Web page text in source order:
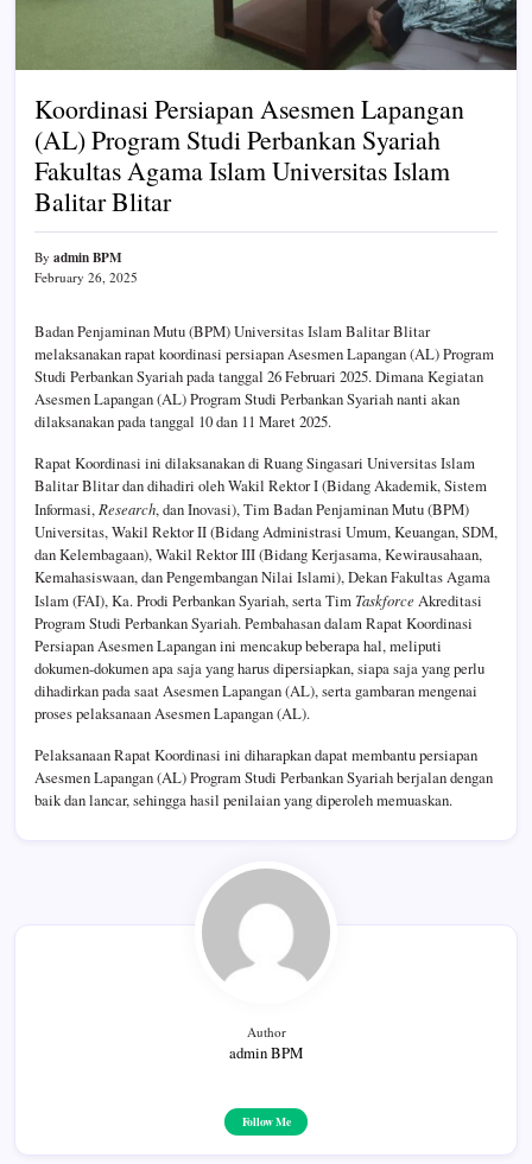
Koordinasi Persiapan Asesmen Lapangan
(AL) Program Studi Perbankan Syariah
Fakultas Agama Islam Universitas Islam
Balitar Blitar
By admin BPM
February 26, 2025
Badan Penjaminan Mutu (BPM) Universitas Islam Balitar Blitar
melaksanakan rapat koordinasi persiapan Asesmen Lapangan (AL) Program
Studi Perbankan Syariah pada tanggal 26 Februari 2025. Dimana Kegiatan
Asesmen Lapangan (AL) Program Studi Perbankan Syariah nanti akan
dilaksanakan pada tanggal 10 dan 11 Maret 2025.
Rapat Koordinasi ini dilaksanakan di Ruang Singasari Universitas Islam
Balitar Blitar dan dihadiri oleh Wakil Rektor I (Bidang Akademik, Sistem
Informasi, Research, dan Inovasi), Tim Badan Penjaminan Mutu (BPM)
Universitas, Wakil Rektor II (Bidang Administrasi Umum, Keuangan, SDM,
dan Kelembagaan), Wakil Rektor III (Bidang Kerjasama, Kewirausahaan,
Kemahasiswaan, dan Pengembangan Nilai Islami), Dekan Fakultas Agama
Islam (FAI), Ka. Prodi Perbankan Syariah, serta Tim TaskforceAkreditasi
Program Studi Perbankan Syariah. Pembahasan dalam Rapat Koordinasi
Persiapan Asesmen Lapangan ini mencakup beberapa hal, meliputi
dokumen-dokumen apa saja yang harus dipersiapkan, siapa saja yang perlu
dihadirkan pada saat Asesmen Lapangan (AL), serta gambaran mengenai
proses pelaksanaan Asesmen Lapangan (AL).
Pelaksanaan Rapat Koordinasi ini diharapkan dapat membantu persiapan
Asesmen Lapangan (AL) Program Studi Perbankan Syariah berjalan dengan
baik dan lancar, sehingga hasil penilaian yang diperoleh memuaskan.
Author
admin BPM
Follow Me